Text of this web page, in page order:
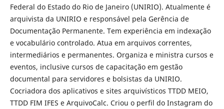
Federal do Estado do Rio de Janeiro (UNIRIO). Atualmente é
arquivista da UNIRIO e responsável pela Gerência de
Documentação Permanente. Tem experiência em indexação
e vocabulário controlado. Atua em arquivos correntes,
intermediários e permanentes. Organiza e ministra cursos e
eventos, inclusive cursos de capacitação em gestão
documental para servidores e bolsistas da UNIRIO.
Cocriadora dos aplicativos e sites arquivísticos TTDD MEIO,
TTDD FIM IFES e ArquivoCalc. Criou o perfil do Instagram do